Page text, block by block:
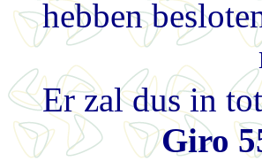
hebben
Er zal dus in
Giro